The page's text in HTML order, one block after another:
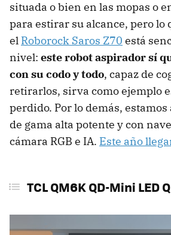
situada o bien en las mopas o
para estirar su alcance, pero lo
el Roborock Saros Z70 está
nivel: este robot aspirador sí
con su codo y todo, capaz de
retirarlos, sirva como ejemplo
perdido. Por lo demás,
de gama alta potente y con
cámara RGB e IA. Este año
TCL QM6K QD-Mini LED